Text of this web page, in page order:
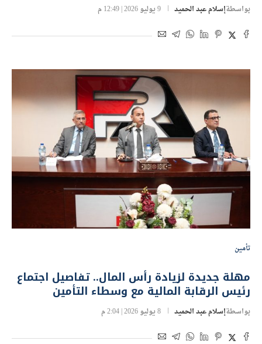
بواسطةإسلام عبد الحميد 9 يوليو 2026 | 12:49 م
تأمين
مهلة جديدة لزيادة رأس المال.. تفاصيل اجتماع
رئيس الرقابة المالية مع وسطاء التأمين
بواسطةإسلام عبد الحميد 8 يوليو 2026 | 2:04 م